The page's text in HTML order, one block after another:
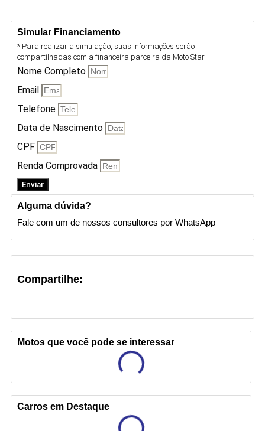
Simular Financiamento
* Para realizar a simulação, suas informações serão
compartilhadas com a financeira parceira da Moto Star.
Nome Completo
Email
Telefone
Data de Nascimento
CPF
Renda Comprovada
Enviar
Alguma dúvida?
Fale com um de nossos consultores por WhatsApp
Compartilhe:
Motos que você pode se interessar
Carros em Destaque